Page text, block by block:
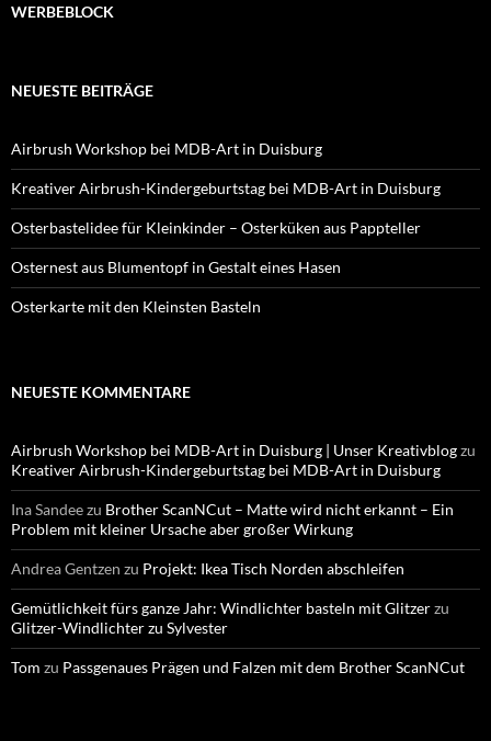
WERBEBLOCK
NEUESTE BEITRÄGE
Airbrush Workshop bei MDB-Art in Duisburg
Kreativer Airbrush-Kindergeburtstag bei MDB-Art in Duisburg
Osterbastelidee für Kleinkinder – Osterküken aus Pappteller
Osternest aus Blumentopf in Gestalt eines Hasen
Osterkarte mit den Kleinsten Basteln
NEUESTE KOMMENTARE
Airbrush Workshop bei MDB-Art in Duisburg | Unser Kreativblogzu
Kreativer Airbrush-Kindergeburtstag bei MDB-Art in Duisburg
Ina Sandeezu Brother ScanNCut – Matte wird nicht erkannt – Ein
Problem mit kleiner Ursache aber großer Wirkung
Andrea Gentzen zu Projekt: Ikea Tisch Norden abschleifen
Gemütlichkeit fürs ganze Jahr: Windlichter basteln mit Glitzerzu
Glitzer-Windlichter zu Sylvester
Tom zu Passgenaues Prägen und Falzen mit dem Brother ScanNCut